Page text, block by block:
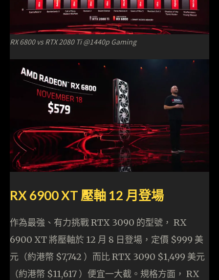
RX 6800 vs RTX 2080 Ti @1440p Gaming
RX 6900 XT 壓軸 12 月登場
作為最強、有力挑戰 RTX 3090 的型號， RX
6900 XT 將壓軸於 12 月 8 日登場，定價 $999 美
元（約港幣 $7,742 ）而比 RTX 3090 $1,499 美元
（約港幣 $11,617 ）便宜一大截。規格方面， RX